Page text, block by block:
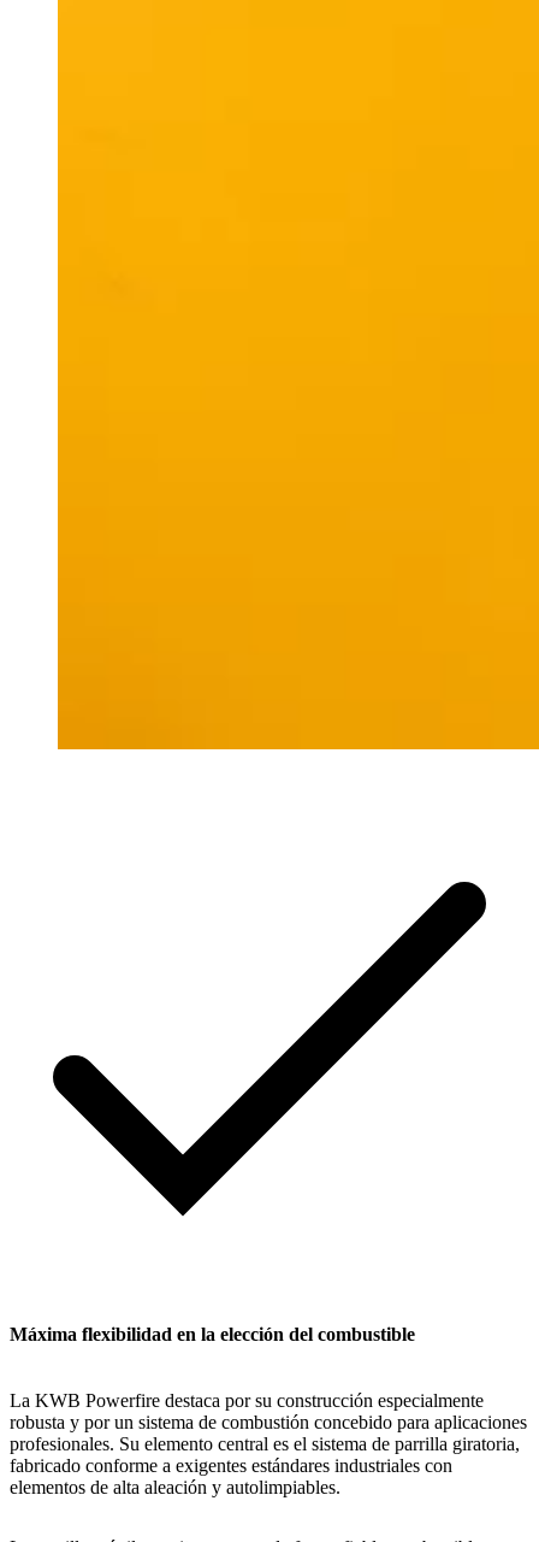
Máxima flexibilidad en la elección del combustible
La KWB Powerfire destaca por su construcción especialmente
robusta y por un sistema de combustión concebido para aplicaciones
profesionales. Su elemento central es el sistema de parrilla giratoria,
fabricado conforme a exigentes estándares industriales con
elementos de alta aleación y autolimpiables.